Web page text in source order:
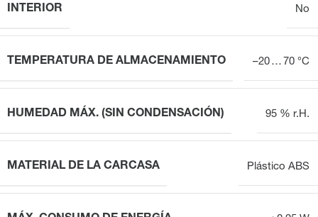
INTERIOR No
TEMPERATURA DE ALMACENAMIENTO –20 … 70 °C
HUMEDAD MÁX. (SIN CONDENSACIÓN) 95 % r.H.
MATERIAL DE LA CARCASA Plástico ABS